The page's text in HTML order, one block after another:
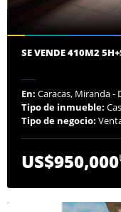
SE VENDE 410M2
En: Caracas, Miranda -
Tipo de inmueble:
Tipo de negocio:
US$950,000